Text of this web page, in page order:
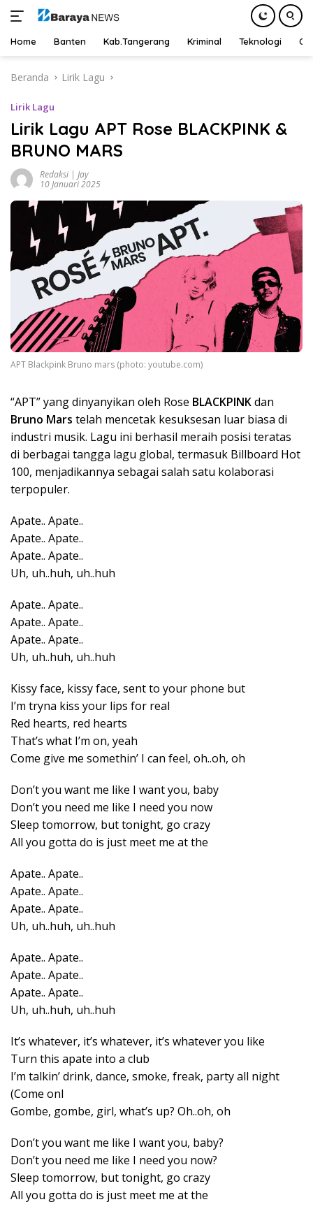
Home Banten Kab.Tangerang Kriminal Teknologi
Beranda Lirik Lagu
Lirik Lagu
Lirik Lagu APT Rose BLACKPINK &
BRUNO MARS
Redaksi | Jay
10 Januari 2025
APT Blackpink Bruno mars (photo: youtube.com)
“APT” yang dinyanyikan oleh Rose BLACKPINKdan
Bruno Mars telah mencetak kesuksesan luar biasa di
industri musik. Lagu ini berhasil meraih posisi teratas
di berbagai tangga lagu global, termasuk Billboard Hot
100, menjadikannya sebagai salah satu kolaborasi
terpopuler.
Apate.. Apate..
Apate.. Apate..
Apate.. Apate..
Uh, uh..huh, uh..huh
Apate.. Apate..
Apate.. Apate..
Apate.. Apate..
Uh, uh..huh, uh..huh
Kissy face, kissy face, sent to your phone but
I’m tryna kiss your lips for real
Red hearts, red hearts
That’s what I’m on, yeah
Come give me somethin’ I can feel, oh..oh, oh
Don’t you want me like I want you, baby
Don’t you need me like I need you now
Sleep tomorrow, but tonight, go crazy
All you gotta do is just meet me at the
Apate.. Apate..
Apate.. Apate..
Apate.. Apate..
Uh, uh..huh, uh..huh
Apate.. Apate..
Apate.. Apate..
Apate.. Apate..
Uh, uh..huh, uh..huh
It’s whatever, it’s whatever, it’s whatever you like
Turn this apate into a club
I’m talkin’ drink, dance, smoke, freak, party all night
(Come onI
Gombe, gombe, girl, what’s up? Oh..oh, oh
Don’t you want me like I want you, baby?
Don’t you need me like I need you now?
Sleep tomorrow, but tonight, go crazy
All you gotta do is just meet me at the